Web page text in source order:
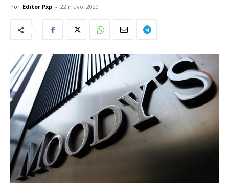
Por Editor Pxp - 22 mayo, 2020